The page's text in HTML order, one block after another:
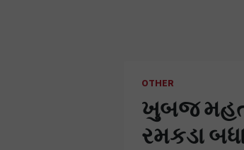
OTHER
ખુબજ
રમકડા